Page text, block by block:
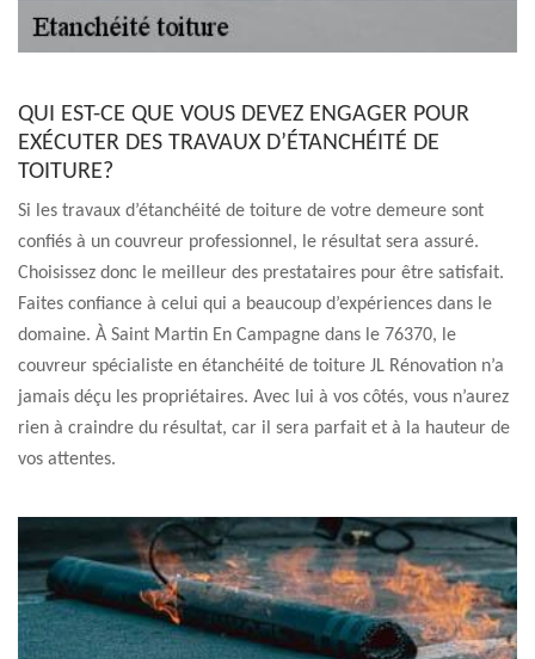
QUI EST-CE QUE VOUS DEVEZ ENGAGER POUR
EXÉCUTER DES TRAVAUX D’ÉTANCHÉITÉ DE
TOITURE?
Si les travaux d’étanchéité de toiture de votre demeure sont
confiés à un couvreur professionnel, le résultat sera assuré.
Choisissez donc le meilleur des prestataires pour être satisfait.
Faites confiance à celui qui a beaucoup d’expériences dans le
domaine. À Saint Martin En Campagne dans le 76370, le
couvreur spécialiste en étanchéité de toiture JL Rénovation n’a
jamais déçu les propriétaires. Avec lui à vos côtés, vous n’aurez
rien à craindre du résultat, car il sera parfait et à la hauteur de
vos attentes.